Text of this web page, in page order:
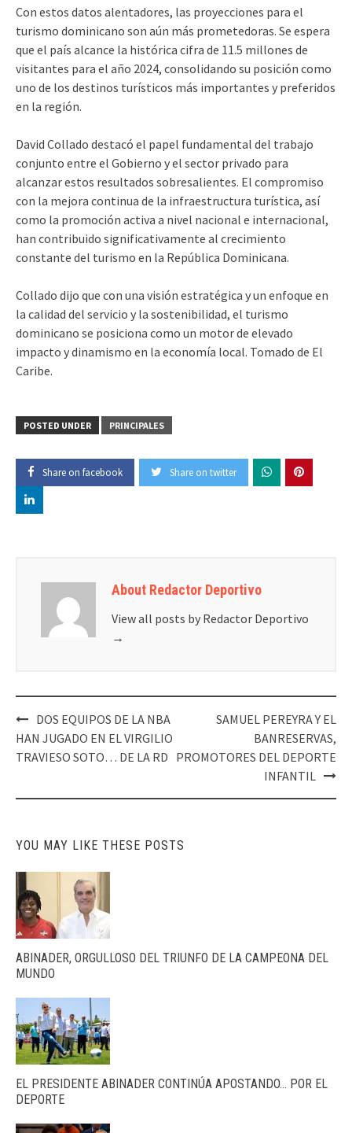
Con estos datos alentadores, las proyecciones para el
turismo dominicano son aún más prometedoras. Se espera
que el país alcance la histórica cifra de 11.5 millones de
visitantes para el año 2024, consolidando su posición como
uno de los destinos turísticos más importantes y preferidos
en la región.
David Collado destacó el papel fundamental del trabajo
conjunto entre el Gobierno y el sector privado para
alcanzar estos resultados sobresalientes. El compromiso
con la mejora continua de la infraestructura turística, así
como la promoción activa a nivel nacional e internacional,
han contribuido significativamente al crecimiento
constante del turismo en la República Dominicana.
Collado dijo que con una visión estratégica y un enfoque en
la calidad del servicio y la sostenibilidad, el turismo
dominicano se posiciona como un motor de elevado
impacto y dinamismo en la economía local. Tomado de El
Caribe.
POSTED UNDER PRINCIPALES
Share on facebook Share on twitter
About Redactor Deportivo
View all posts by Redactor Deportivo
→
Post
navigation
DOS EQUIPOS DE LA NBA
HAN JUGADO EN EL VIRGILIO
TRAVIESO SOTO… DE LA RD
SAMUEL PEREYRA Y EL
BANRESERVAS,
PROMOTORES DEL DEPORTE
INFANTIL
YOU MAY LIKE THESE POSTS
ABINADER, ORGULLOSO DEL TRIUNFO DE LA CAMPEONA DEL
MUNDO
EL PRESIDENTE ABINADER CONTINÚA APOSTANDO… POR EL
DEPORTE